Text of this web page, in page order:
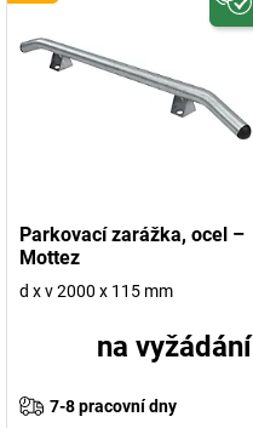
Parkovací zarážka, ocel –
Mottez
d x v 2000 x 115 mm
na vyžádání
7-8 pracovní dny